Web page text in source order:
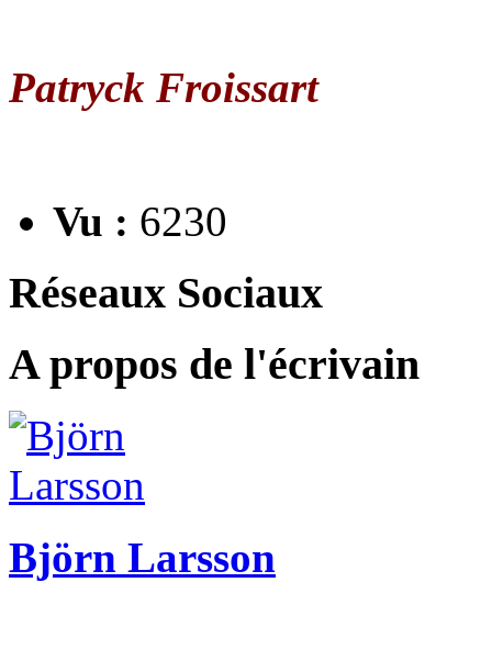
Patryck Froissart
Vu : 6230
Réseaux Sociaux
A propos de l'écrivain
Björn Larsson